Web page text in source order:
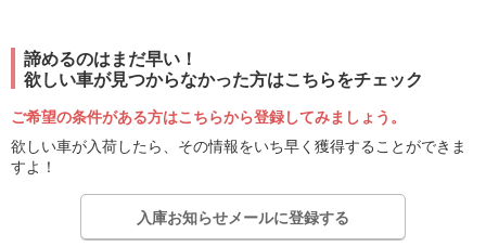
諦めるのはまだ早い！
欲しい車が見つからなかった方はこちらをチェック
ご希望の条件がある方はこちらから登録してみましょう。
欲しい車が入荷したら、その情報をいち早く獲得することができま
すよ！
入庫お知らせメールに登録する